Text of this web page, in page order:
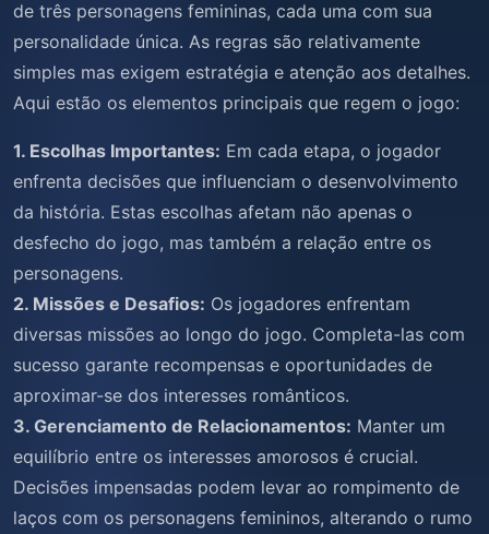
de três personagens femininas, cada uma com sua
personalidade única. As regras são relativamente
simples mas exigem estratégia e atenção aos detalhes.
Aqui estão os elementos principais que regem o jogo:
1. Escolhas Importantes: Em cada etapa, o jogador
enfrenta decisões que influenciam o desenvolvimento
da história. Estas escolhas afetam não apenas o
desfecho do jogo, mas também a relação entre os
personagens.
2. Missões e Desafios: Os jogadores enfrentam
diversas missões ao longo do jogo. Completa-las com
sucesso garante recompensas e oportunidades de
aproximar-se dos interesses românticos.
3. Gerenciamento de Relacionamentos: Manter um
equilíbrio entre os interesses amorosos é crucial.
Decisões impensadas podem levar ao rompimento de
laços com os personagens femininos, alterando o rumo